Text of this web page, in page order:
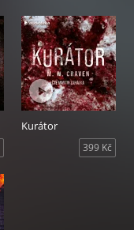
Kurátor
399 Kč